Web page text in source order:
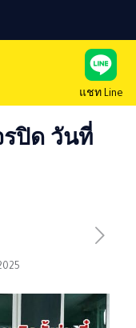
แชท Line
รปิด วันที่